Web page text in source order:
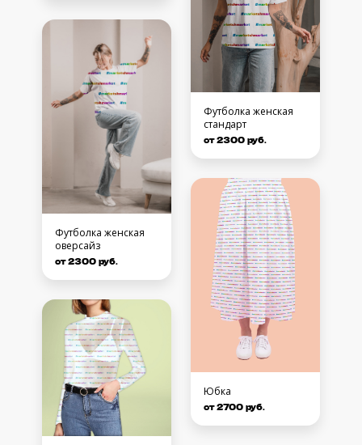
Футболка женская
оверсайз
от 2300 руб.
Футболка женская
стандарт
от 2300 руб.
Юбка
от 2700 руб.